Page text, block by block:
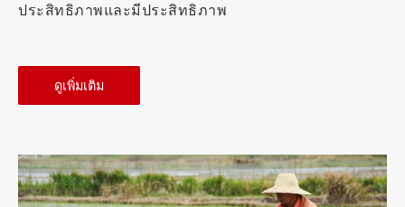
ประสิทธิภาพและมีประสิทธิภาพ
ดูเพิ่มเติม